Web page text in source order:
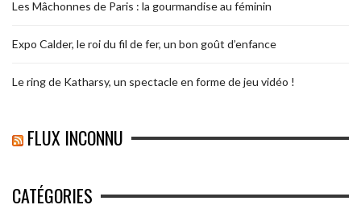
Les Mâchonnes de Paris : la gourmandise au féminin
Expo Calder, le roi du fil de fer, un bon goût d’enfance
Le ring de Katharsy, un spectacle en forme de jeu vidéo !
FLUX INCONNU
CATÉGORIES